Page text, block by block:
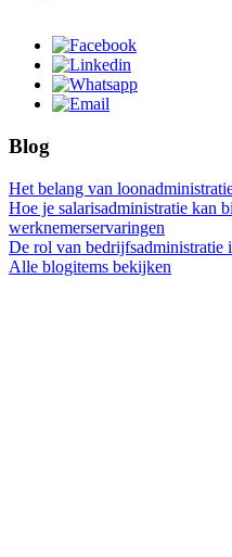
Blog
Het belang van
Hoe je salarisadministratie kan
werknemerservaringen
De rol van bedrijfsadministratie
Alle blogitems bekijken